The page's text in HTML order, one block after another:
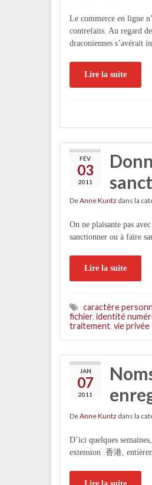
Le commerce en ligne
contrefaits. Au regard
draconiennes s’avérait
Lire la suite
FÉV
03
2011
DeAnne Kuntz dans la
On ne plaisante pas
sanctionner ou à faire
Lire la suite
caractère
fichier, identité
traitement, vie privée
JAN
07
2011
DeAnne Kuntz dans la
D’ici quelques
extension .香港,